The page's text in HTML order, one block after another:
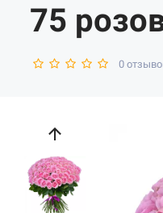
75
0